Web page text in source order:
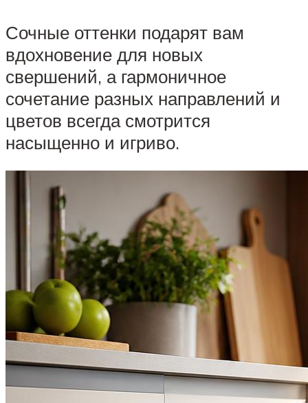
Сочные оттенки подарят вам
вдохновение для новых
свершений, а гармоничное
сочетание разных направлений и
цветов всегда смотрится
насыщенно и игриво.